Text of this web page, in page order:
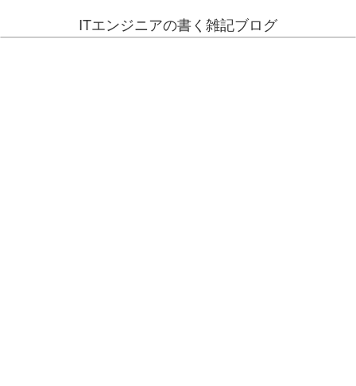
ITエンジニアの書く雑記ブログ